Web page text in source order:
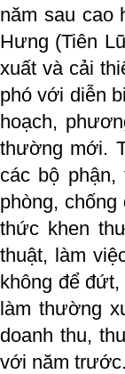
năm sau cao
Hưng (Tiên
xuất và cải
phó với diễn
hoạch,
thường mới.
các bộ
phòng,
thức khen
thuật, làm
không để
làm thường
doanh thu,
với năm trước.